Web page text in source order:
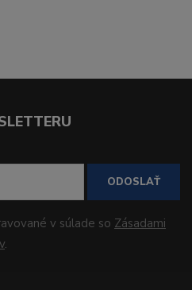
ODOSLAŤ
v súlade so Zásadami
.